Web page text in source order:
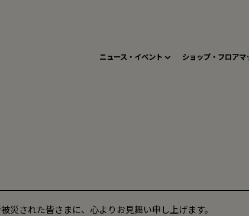
ニュース・イベント ショップ・フロアマ
災された皆さまに、心よりお見舞い申し上げます。